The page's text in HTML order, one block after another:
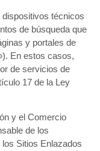
técnicos
de búsqueda que
y portales de
En estos casos,
de servicios de
17 de la Ley
y el Comercio
de los
Sitios Enlazados